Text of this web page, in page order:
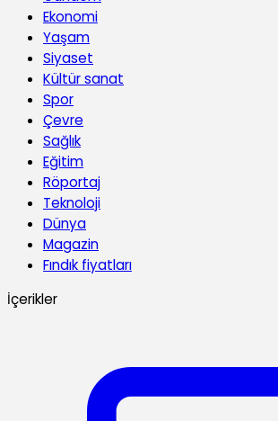
Ekonomi
Yaşam
Siyaset
Kültür sanat
Spor
Çevre
Sağlık
Eğitim
Röportaj
Teknoloji
Dünya
Magazin
Fındık fiyatları
İçerikler